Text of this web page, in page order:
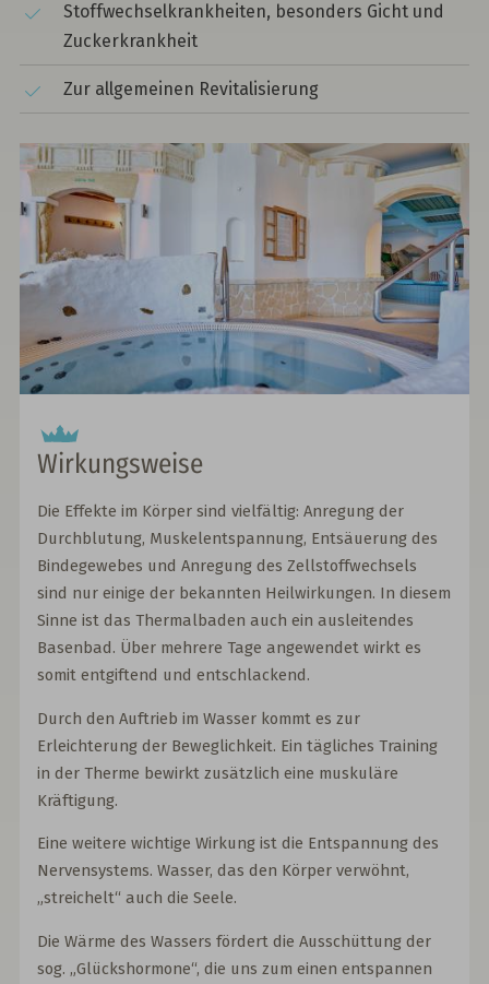
Stoffwechselkrankheiten, besonders Gicht und
Zuckerkrankheit
Zur allgemeinen Revitalisierung
Wirkungsweise
Die Effekte im Körper sind vielfältig: Anregung der
Durchblutung, Muskelentspannung, Entsäuerung des
Bindegewebes und Anregung des Zellstoffwechsels
sind nur einige der bekannten Heilwirkungen. In diesem
Sinne ist das Thermalbaden auch ein ausleitendes
Basenbad. Über mehrere Tage angewendet wirkt es
somit entgiftend und entschlackend.
Durch den Auftrieb im Wasser kommt es zur
Erleichterung der Beweglichkeit. Ein tägliches Training
in der Therme bewirkt zusätzlich eine muskuläre
Kräftigung.
Eine weitere wichtige Wirkung ist die Entspannung des
Nervensystems. Wasser, das den Körper verwöhnt,
„streichelt“ auch die Seele.
Die Wärme des Wassers fördert die Ausschüttung der
sog. „Glückshormone“, die uns zum einen entspannen